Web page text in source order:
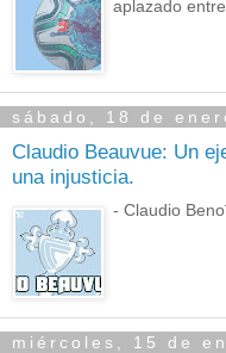
aplazado
sábado, 18 de
Claudio Beauvue: Un
una injusticia.
- Claudio
miércoles, 15 de